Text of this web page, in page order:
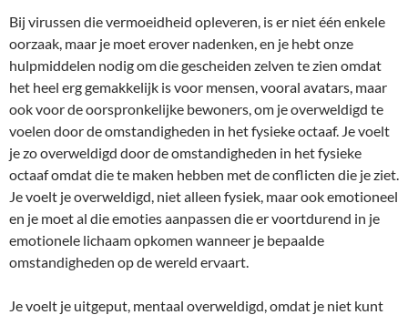
Bij virussen die vermoeidheid opleveren, is er niet één enkele
oorzaak, maar je moet erover nadenken, en je hebt onze
hulpmiddelen nodig om die gescheiden zelven te zien omdat
het heel erg gemakkelijk is voor mensen, vooral avatars, maar
ook voor de oorspronkelijke bewoners, om je overweldigd te
voelen door de omstandigheden in het fysieke octaaf. Je voelt
je zo overweldigd door de omstandigheden in het fysieke
octaaf omdat die te maken hebben met de conflicten die je ziet.
Je voelt je overweldigd, niet alleen fysiek, maar ook emotioneel
en je moet al die emoties aanpassen die er voortdurend in je
emotionele lichaam opkomen wanneer je bepaalde
omstandigheden op de wereld ervaart.
Je voelt je uitgeput, mentaal overweldigd, omdat je niet kunt